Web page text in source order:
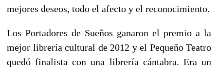
mejores deseos, todo el afecto y el reconocimiento.
Los Portadores de Sueños ganaron el premio a la
mejor librería cultural de 2012 y el Pequeño Teatro
quedó finalista con una librería cántabra. Era un